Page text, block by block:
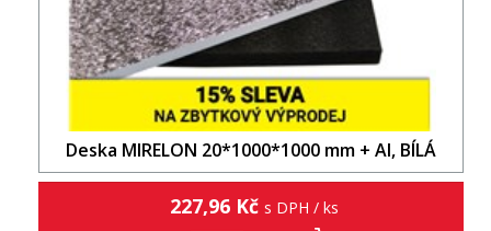
Deska MIRELON 20*1000*1000 mm + Al, BÍLÁ
227,96 Kč s DPH / ks